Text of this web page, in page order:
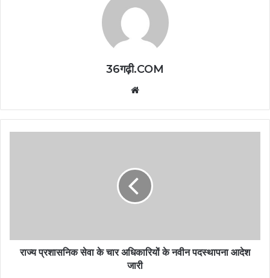
36गढ़ी.COM
राज्य प्रशासनिक सेवा के चार अधिकारियों के नवीन पदस्थापना आदेश
जारी